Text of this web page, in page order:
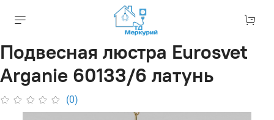
Подвесная люстра Eurosvet
Arganie 60133/6 латунь
(0)